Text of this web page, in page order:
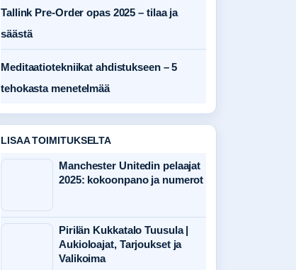
Tallink Pre-Order opas 2025 – tilaa ja
säästä
Meditaatiotekniikat ahdistukseen – 5
tehokasta menetelmää
LISAA TOIMITUKSELTA
Manchester Unitedin pelaajat
2025: kokoonpano ja numerot
Pirilän Kukkatalo Tuusula |
Aukioloajat, Tarjoukset ja
Valikoima